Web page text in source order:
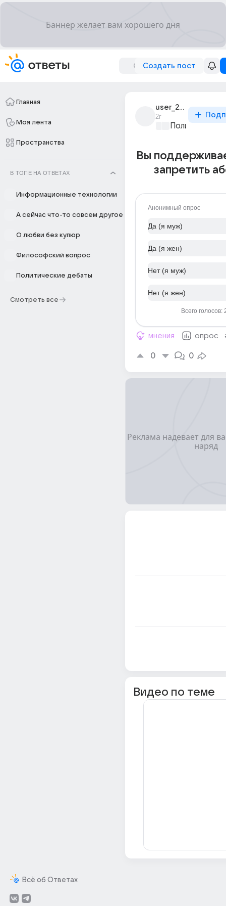
Создать пост
Главная
Моя лента
Пространства
В ТОПЕ НА ОТВЕТАХ
Информационные технологии
А сейчас что-то совсем другое
О любви без купюр
Философский вопрос
Политические дебаты
Смотреть все
Всё об Ответах
user_297463293
2г
Вы
запретить
Анонимный опрос
Да (я муж)
Да (я жен)
Нет (я муж)
Нет (я жен)
Всего голосов:
мнения опрос
0 0
Видео по теме